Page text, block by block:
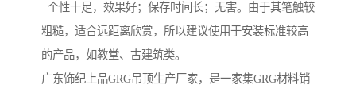
个性十足，效果好；保存时间长；无害。由于其笔触较
粗糙，适合远距离欣赏，所以建议使用于安装标准较高
的产品，如教堂、古建筑类。
广东饰纪上品GRG吊顶生产厂家，是一家集GRG材料销